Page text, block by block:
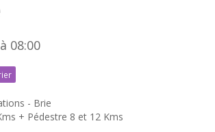
à 08:00
- Brie
+ Pédestre 8 et 12 Kms